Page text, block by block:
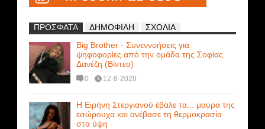
ΠΡΟΣΦΑΤΑ ΔΗΜΟΦΙΛΗ
ΣΧΟΛΙΑ
Big Brother - Συνεννοήσεις για
ψηφοφορίες από την ομάδα της Σοφίας
Δανέζη (Βίντεο)
0 12-8-2020
Η Ειρήνη Στεργιανού έβαλε τα... μαύρα της
εσώρουχα και ανέβασε τη θερμοκρασία
στα ύψη